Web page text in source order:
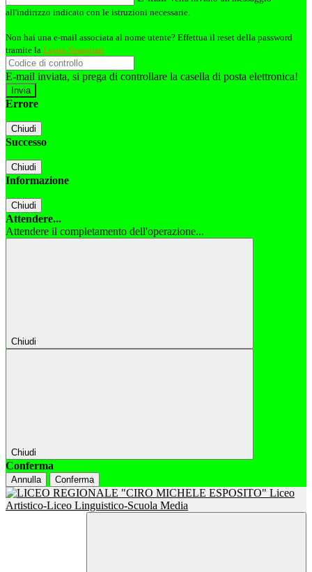
all'indirizzo indicato con le istruzioni necessarie.
Non hai una e-mail associata al nome utente? Effettua il reset della password
tramite la Login Spaggiari
E-mail inviata, si prega di controllare la casella di posta elettronica!
Errore
Chiudi
Successo
Chiudi
Informazione
Chiudi
Attendere...
Attendere il completamento dell'operazione...
Chiudi
Chiudi
Conferma
Annulla Conferma